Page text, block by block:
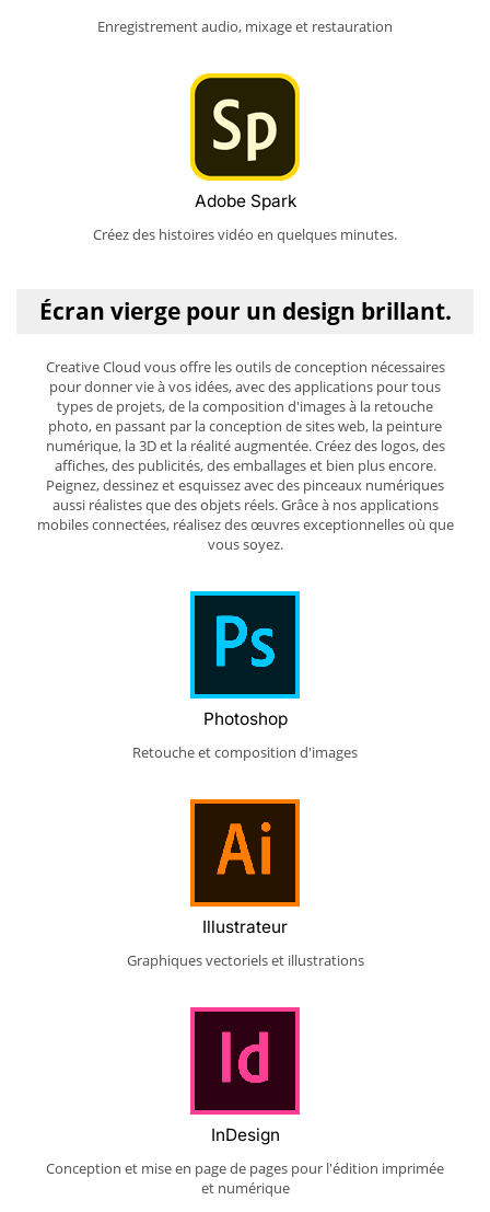
Enregistrement audio, mixage et restauration
Adobe Spark
Créez des histoires vidéo en quelques minutes.
Écran vierge pour un design brillant.
Creative Cloud vous offre les outils de conception nécessaires
pour donner vie à vos idées, avec des applications pour tous
types de projets, de la composition d'images à la retouche
photo, en passant par la conception de sites web, la peinture
numérique, la 3D et la réalité augmentée. Créez des logos, des
affiches, des publicités, des emballages et bien plus encore.
Peignez, dessinez et esquissez avec des pinceaux numériques
aussi réalistes que des objets réels. Grâce à nos applications
mobiles connectées, réalisez des œuvres exceptionnelles où que
vous soyez.
Photoshop
Retouche et composition d'images
Illustrateur
Graphiques vectoriels et illustrations
InDesign
Conception et mise en page de pages pour l'édition imprimée
et numérique